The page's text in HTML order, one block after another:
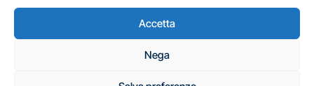
Accetta
Nega
C.A.S.I. – Centro
Analisi e Studi Italus